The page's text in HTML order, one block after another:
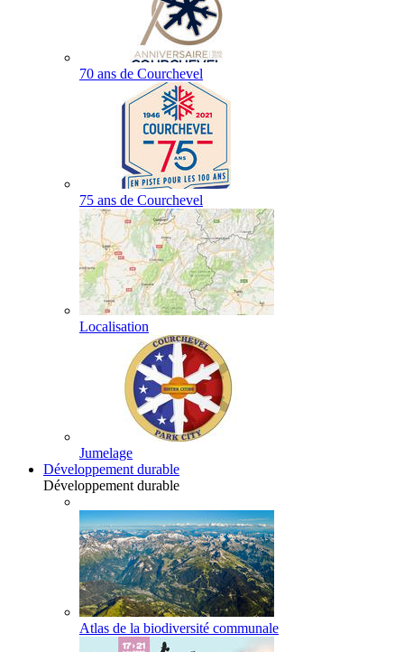
70 ans de Courchevel
75 ans de Courchevel
Localisation
Jumelage
Développement durable
Développement durable
Atlas de la biodiversité communale